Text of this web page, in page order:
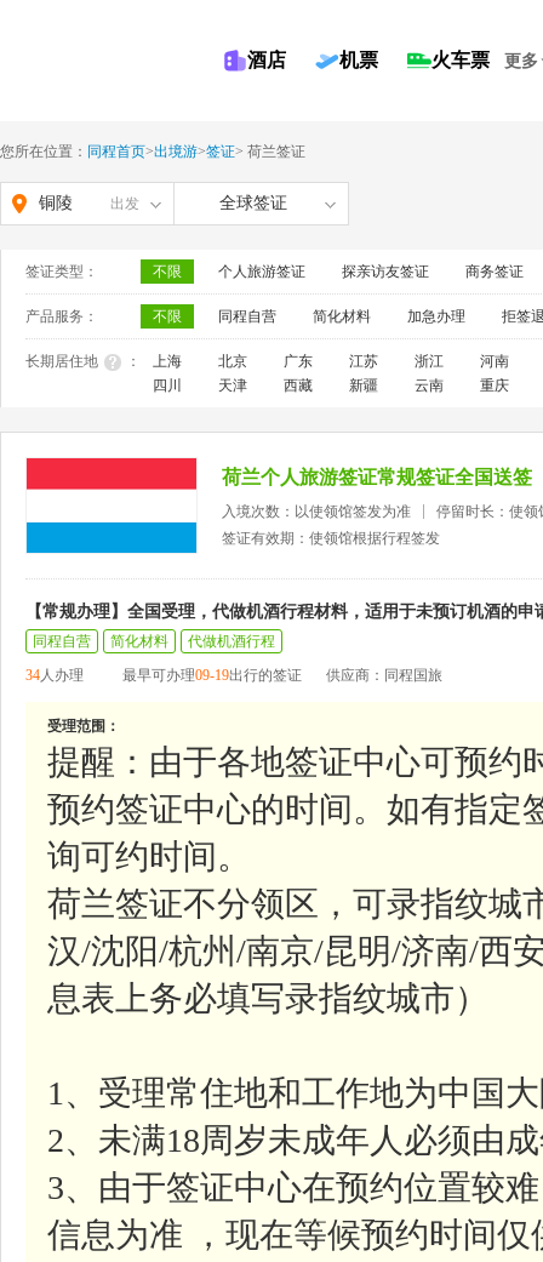
酒店 机票 火车票 更多
您所在位置： 同程首页>出境游>签证> 荷兰签证
铜陵 出发 全球签证
签证类型： 不限 个人旅游签证 探亲访友签证 商务签证
产品服务： 不限 同程自营 简化材料 加急办理 拒签
长期居住地 ： 上海 北京 广东 江苏 浙江
河南
四川
天津 西藏 新疆 云南 重庆
荷兰个人旅游签证常规签证全国送签
入境次数：以使领馆签发为准
停留时长：使领
签证有效期：使领馆根据行程签发
【常规办理】全国受理，代做机酒行程材料，适用于未预订机酒的申
同程自营 简化材料
代做机酒行程
34人办理 最早可办理09-19出行的签证 供应商：同程国旅
受理范围：
提醒：由于各地签证中心可预约
预约签证中心的时间。如有指定
询可约时间。
荷兰签证不分领区，可录指纹城
汉/沈阳/杭州/南京/昆明/济南/西
息表上务必填写录指纹城市）
1、受理常住地和工作地为中国
2、未满18周岁未成年人必须由
3、由于签证中心在预约位置较
信息为准 ，现在等候预约时间